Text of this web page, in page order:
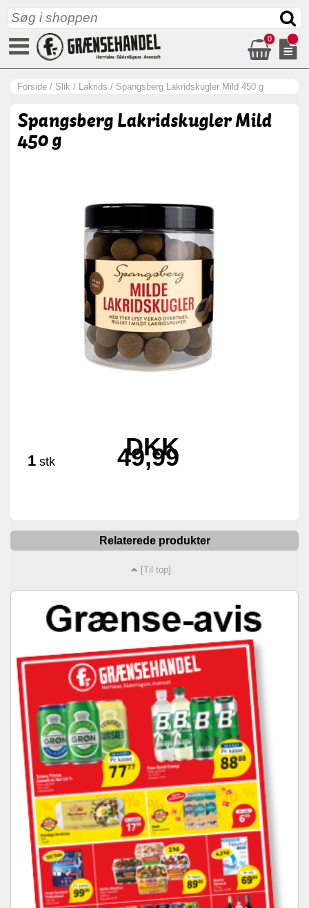
0
Forside / Slik / Lakrids / Spangsberg Lakridskugler Mild 450 g
Spangsberg Lakridskugler Mild
450 g
1 stk
DKK
49,99
Relaterede produkter
[Til top]